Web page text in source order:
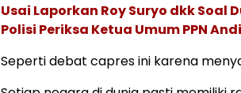
Usai Laporkan Roy Suryo dkk Soal
Polisi Periksa Ketua Umum PPN
Seperti debat capres ini karena